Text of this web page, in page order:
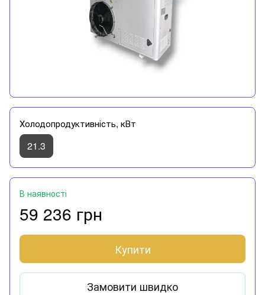
Холодопродуктивність, кВт
21.3
В наявності
59 236 грн
Купити
Замовити швидко